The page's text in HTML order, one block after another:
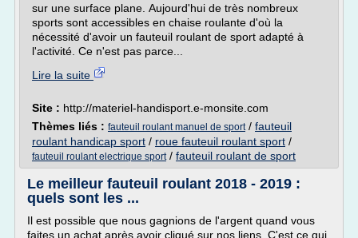
sur une surface plane. Aujourd'hui de très nombreux
sports sont accessibles en chaise roulante d'où la
nécessité d'avoir un fauteuil roulant de sport adapté à
l'activité. Ce n'est pas parce...
Lire la suite
Site : http://materiel-handisport.e-monsite.com
Thèmes liés : fauteuil roulant manuel de sport/ fauteuil
roulant handicap sport / roue fauteuil roulant sport /
fauteuil roulant electrique sport/ fauteuil roulant de sport
Le meilleur fauteuil roulant 2018 - 2019 :
quels sont les ...
Il est possible que nous gagnions de l'argent quand vous
faites un achat après avoir cliqué sur nos liens. C'est ce qui